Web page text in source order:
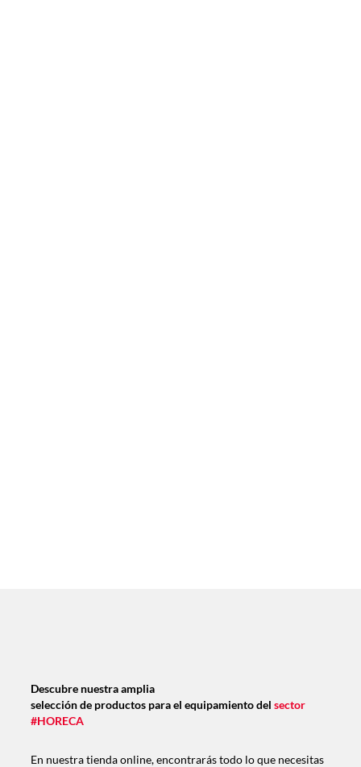
Descubre nuestra amplia
selección de productos para el equipamiento del sector
#HORECA
En nuestra tienda online, encontrarás todo lo que necesitas